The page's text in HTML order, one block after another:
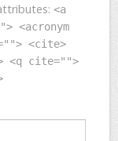
<a
<acronym
<cite>
<q cite="">